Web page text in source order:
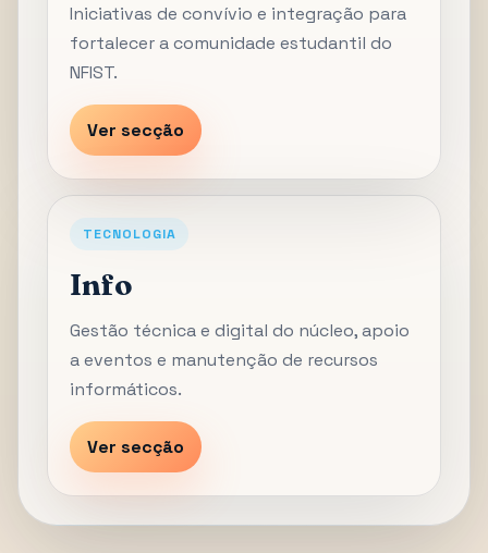
Iniciativas de convívio e integração para
fortalecer a comunidade estudantil do
NFIST.
Ver secção
TECNOLOGIA
Info
Gestão técnica e digital do núcleo, apoio
a eventos e manutenção de recursos
informáticos.
Ver secção